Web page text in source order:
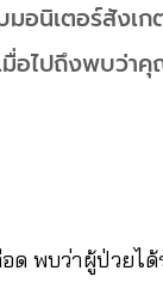
อนิเตอร์สังเ
อไปถึงพบว่า
ด พบว่าผู้ป่วยไ